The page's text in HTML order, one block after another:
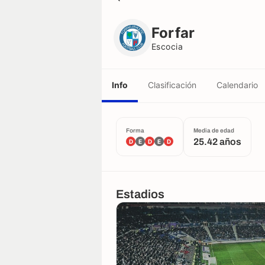
Forfar
Escocia
Info Clasificación Calendario
Forma
D E D E D
Media de edad
25.42 años
Estadios